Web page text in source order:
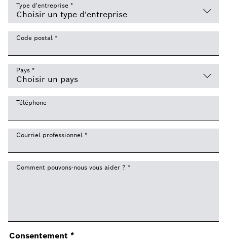
Type d'entreprise *
Code postal *
Pays *
Téléphone
Courriel professionnel *
Comment pouvons-nous vous aider ? *
Consentement *